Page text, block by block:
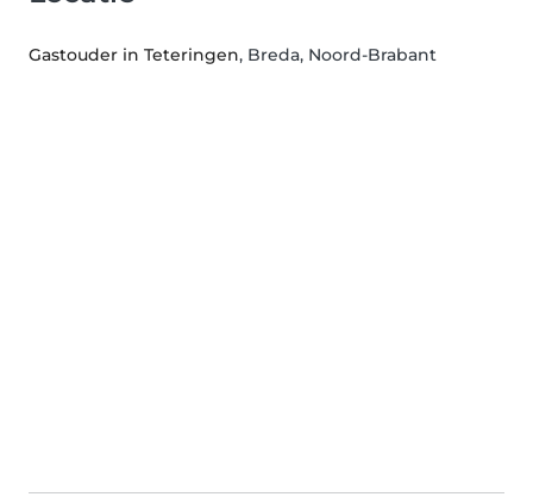
Gastouder in Teteringen, Breda, Noord-Brabant